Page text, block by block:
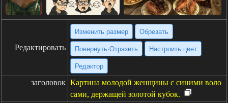
Редактировать
Изменить размер Обрезать
Повернуть·Отразить Настроить цвет
Редактор
заголовок Картина молодой женщины с синими воло
сами, держащей золотой кубок.